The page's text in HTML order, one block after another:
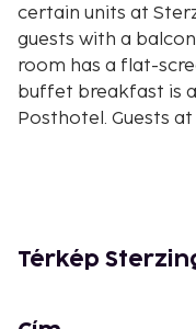
certain units at
guests with a
room has a flat-
buffet breakfast is
Posthotel. Guests
from the
Térkép